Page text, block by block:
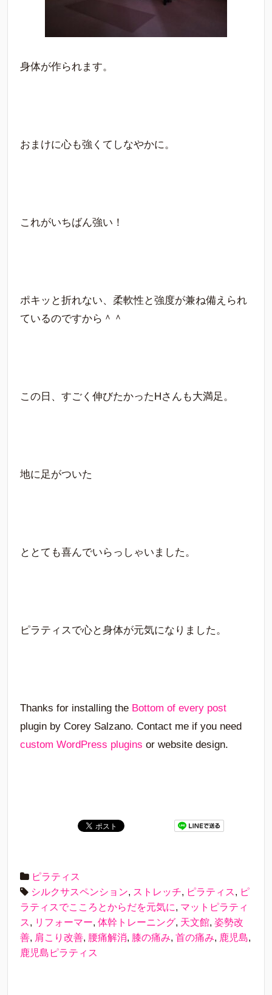
身体が作られます。
おまけに心も強くてしなやかに。
これがいちばん強い！
ポキッと折れない、柔軟性と強度が兼ね備えられ
ているのですから＾＾
この日、すごく伸びたかったHさんも大満足。
地に足がついた
ととても喜んでいらっしゃいました。
ピラティスで心と身体が元気になりました。
Thanks for installing the Bottom of every post
plugin by Corey Salzano. Contact me if you need
custom WordPress plugins or website design.
ピラティス
シルクサスペンション, ストレッチ, ピラティス, ピ
ラティスでこころとからだを元気に, マットピラティ
ス, リフォーマー, 体幹トレーニング, 天文館, 姿勢改
善, 肩こり改善, 腰痛解消, 膝の痛み, 首の痛み, 鹿児島,
鹿児島ピラティス